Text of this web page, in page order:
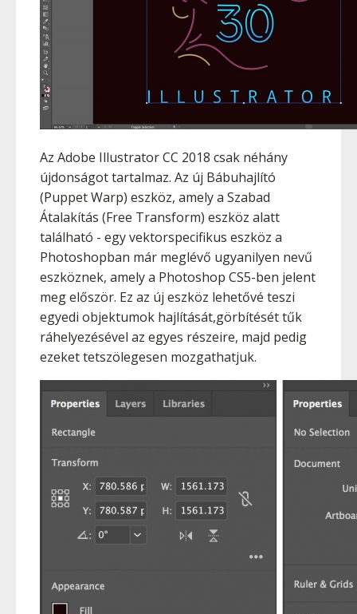
Az Adobe Illustrator CC 2018 csak néhány
újdonságot tartalmaz. Az új Bábuhajlító
(Puppet Warp) eszköz, amely a Szabad
Átalakítás (Free Transform) eszköz alatt
található - egy vektorspecifikus eszköz a
Photoshopban már meglévő ugyanilyen nevű
eszköznek, amely a Photoshop CS5-ben jelent
meg először. Ez az új eszköz lehetővé teszi
egyedi objektumok hajlítását,görbítését tűk
ráhelyezésével az egyes részeire, majd pedig
ezeket tetszölegesen mozgathatjuk.